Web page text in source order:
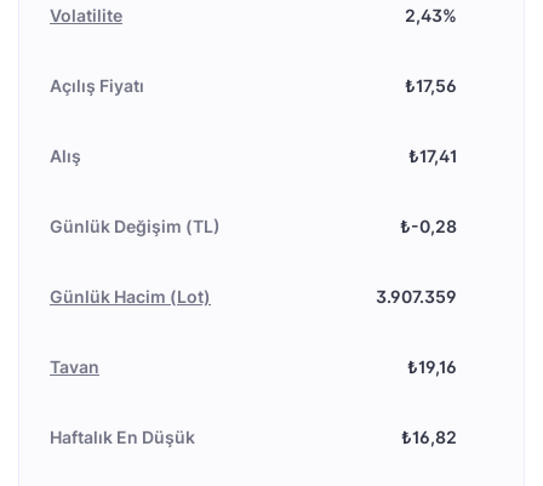
Volatilite 2,43%
Açılış Fiyatı ₺17,56
Alış ₺17,41
Günlük Değişim (TL) ₺-0,28
Günlük Hacim (Lot) 3.907.359
Tavan ₺19,16
Haftalık En Düşük ₺16,82